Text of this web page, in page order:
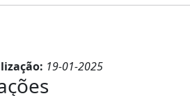
19-01-2025